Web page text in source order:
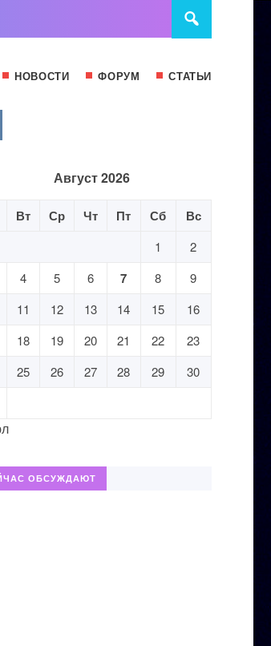
НОВОСТИ ФОРУМ СТАТЬИ
Август 2026
Вт Ср Чт Пт Сб Вс
1
2
4 5 6 7 8
9
11 12 13 14 15
16
18 19 20 21 22
23
25 26 27 28 29
30
ОБСУЖДАЮТ